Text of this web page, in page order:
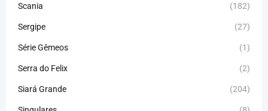
Scania (182)
Sergipe (27)
Série Gêmeos (1)
Serra do Felix (2)
Siará Grande (204)